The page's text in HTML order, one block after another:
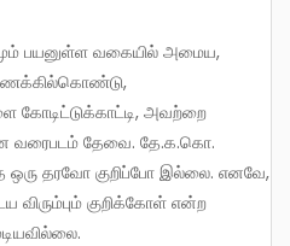
கணக்கில்கொண்டு,
அவற்றை
வரைபடம் தேவை. தே.க.கொ.
தரவோ குறிப்போ இல்லை. எனவே,
குறிக்கோள் என்ற